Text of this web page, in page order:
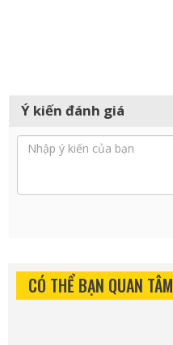
Ý kiến đánh giá
CÓ THỂ BẠN QUAN TÂM